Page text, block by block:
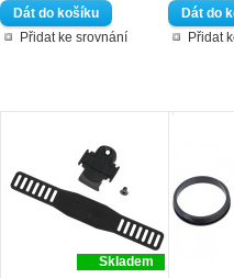
Přidat ke srovnání Přidat
Skladem